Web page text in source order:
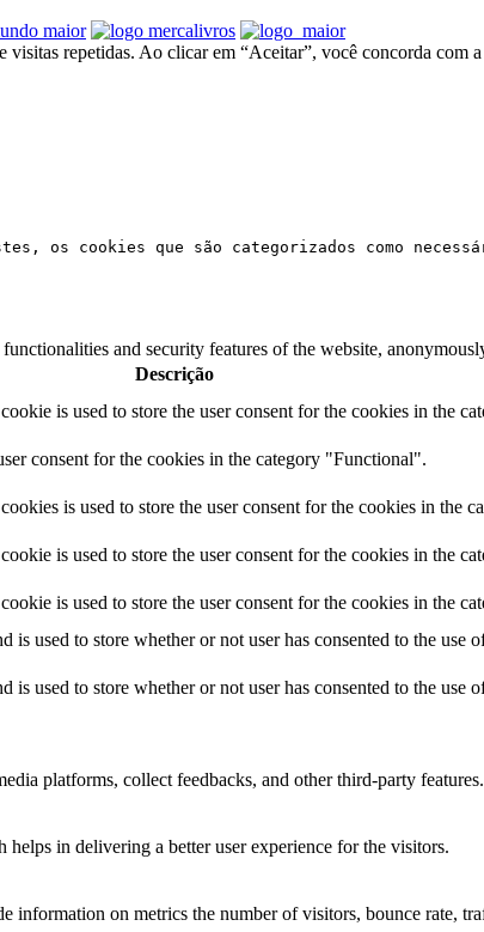
repetidas. Ao clicar em “Aceitar”, você concorda com
cookies que são categorizados como
and security features of the website,
Descrição
is used to store the user consent for the cookies in the
consent for the cookies in the category "Functional".
is used to store the user consent for the cookies in the
is used to store the user consent for the cookies in the
is used to store the user consent for the cookies in the
used to store whether or not user has consented to the use
used to store whether or not user has consented to the use
platforms, collect feedbacks, and other third-party features.
in delivering a better user experience for the visitors.
on metrics the number of visitors, bounce rate,